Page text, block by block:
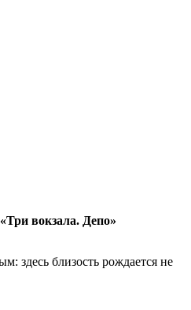
вокзала. Депо»
здесь близость рождается не